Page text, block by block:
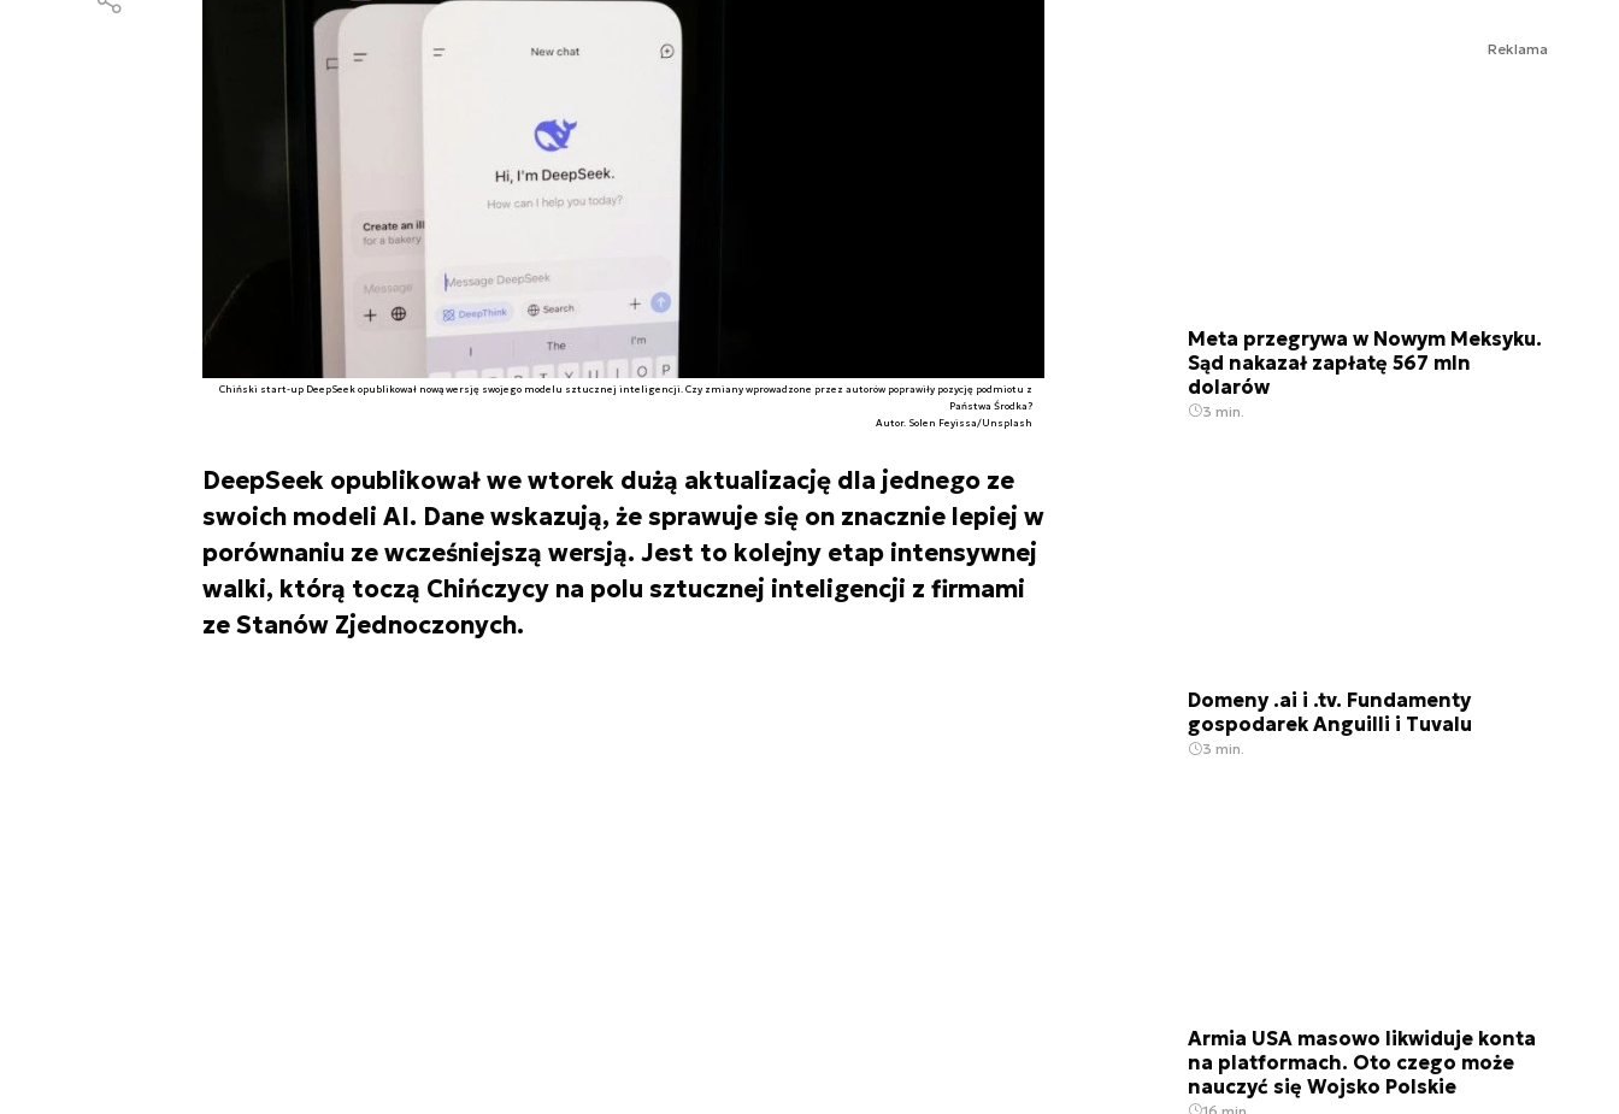
Chiński start-up DeepSeek opublikował nową wersję swojego modelu sztucznej inteligencji. Czy zmiany wprowadzone przez autorów poprawiły pozycję podmiotu z
Państwa Środka?
Autor. Solen Feyissa/Unsplash
DeepSeek opublikował we wtorek dużą aktualizację dla jednego ze
swoich modeli AI. Dane wskazują, że sprawuje się on znacznie lepiej w
porównaniu ze wcześniejszą wersją. Jest to kolejny etap intensywnej
walki, którą toczą Chińczycy na polu sztucznej inteligencji z firmami
ze Stanów Zjednoczonych.
Reklama
Meta przegrywa w Nowym Meksyku.
Sąd nakazał zapłatę 567 mln
dolarów
3 min.
Domeny .ai i .tv. Fundamenty
gospodarek Anguilli i Tuvalu
3 min.
Armia USA masowo likwiduje konta
na platformach. Oto czego może
nauczyć się Wojsko Polskie